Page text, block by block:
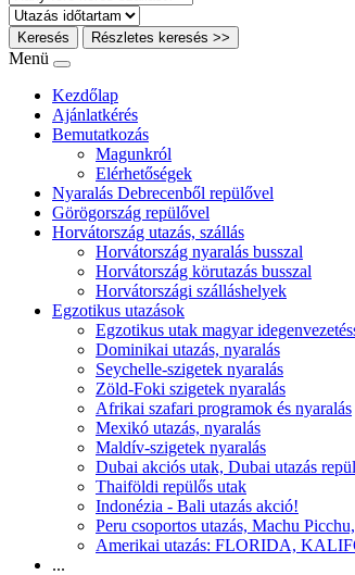
Keresés Részletes keresés >>
Menü
Kezdőlap
Ajánlatkérés
Bemutatkozás
Magunkról
Elérhetőségek
Nyaralás Debrecenből repülővel
Görögország repülővel
Horvátország utazás, szállás
Horvátország nyaralás busszal
Horvátország körutazás busszal
Horvátországi szálláshelyek
Egzotikus utazások
Egzotikus utak magyar
Dominikai utazás, nyaralás
Seychelle-szigetek nyaralás
Zöld-Foki szigetek nyaralás
Afrikai szafari programok és nyaralás
Mexikó utazás, nyaralás
Maldív-szigetek nyaralás
Dubai akciós utak, Dubai utazás
Thaiföldi repülős utak
Indonézia - Bali utazás akció!
Peru csoportos utazás, Machu
Amerikai utazás: FLORIDA,
...